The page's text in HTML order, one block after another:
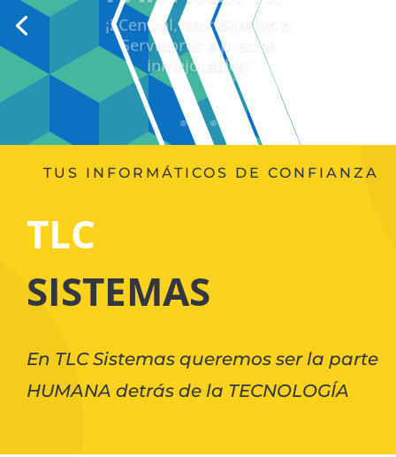
¡ZCentral, WorkStation o
Servidores a precios
inmejorables!
TUS INFORMÁTICOS DE CONFIANZA
TLC
SISTEMAS
En TLC Sistemas queremos ser la parte
HUMANA detrás de la TECNOLOGÍA